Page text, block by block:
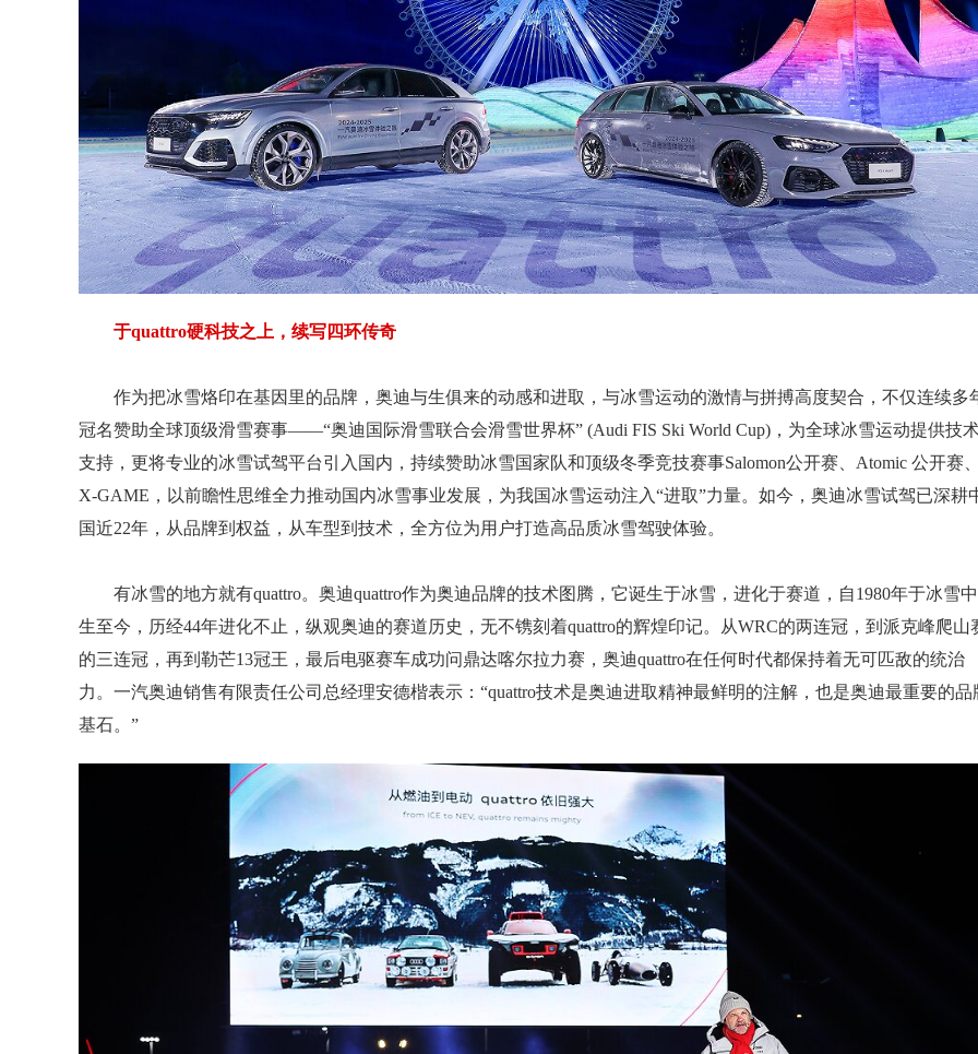
于quattro硬科技之上，续写四环传奇
作为把冰雪烙印在基因里的品牌，奥迪与生俱来的动感和进取，与冰雪运动的激情与拼搏高度契合，不仅连续多
冠名赞助全球顶级滑雪赛事——“奥迪国际滑雪联合会滑雪世界杯” (Audi FIS Ski World Cup)，为全球冰雪运动提供技
支持，更将专业的冰雪试驾平台引入国内，持续赞助冰雪国家队和顶级冬季竞技赛事Salomon公开赛、Atomic 公开赛
X-GAME，以前瞻性思维全力推动国内冰雪事业发展，为我国冰雪运动注入“进取”力量。如今，奥迪冰雪试驾已深耕
国近22年，从品牌到权益，从车型到技术，全方位为用户打造高品质冰雪驾驶体验。
有冰雪的地方就有quattro。奥迪quattro作为奥迪品牌的技术图腾，它诞生于冰雪，进化于赛道，自1980年于冰雪
生至今，历经44年进化不止，纵观奥迪的赛道历史，无不镌刻着quattro的辉煌印记。从WRC的两连冠，到派克峰爬山
的三连冠，再到勒芒13冠王，最后电驱赛车成功问鼎达喀尔拉力赛，奥迪quattro在任何时代都保持着无可匹敌的统治
力。一汽奥迪销售有限责任公司总经理安德楷表示：“quattro技术是奥迪进取精神最鲜明的注解，也是奥迪最重要的品
基石。”